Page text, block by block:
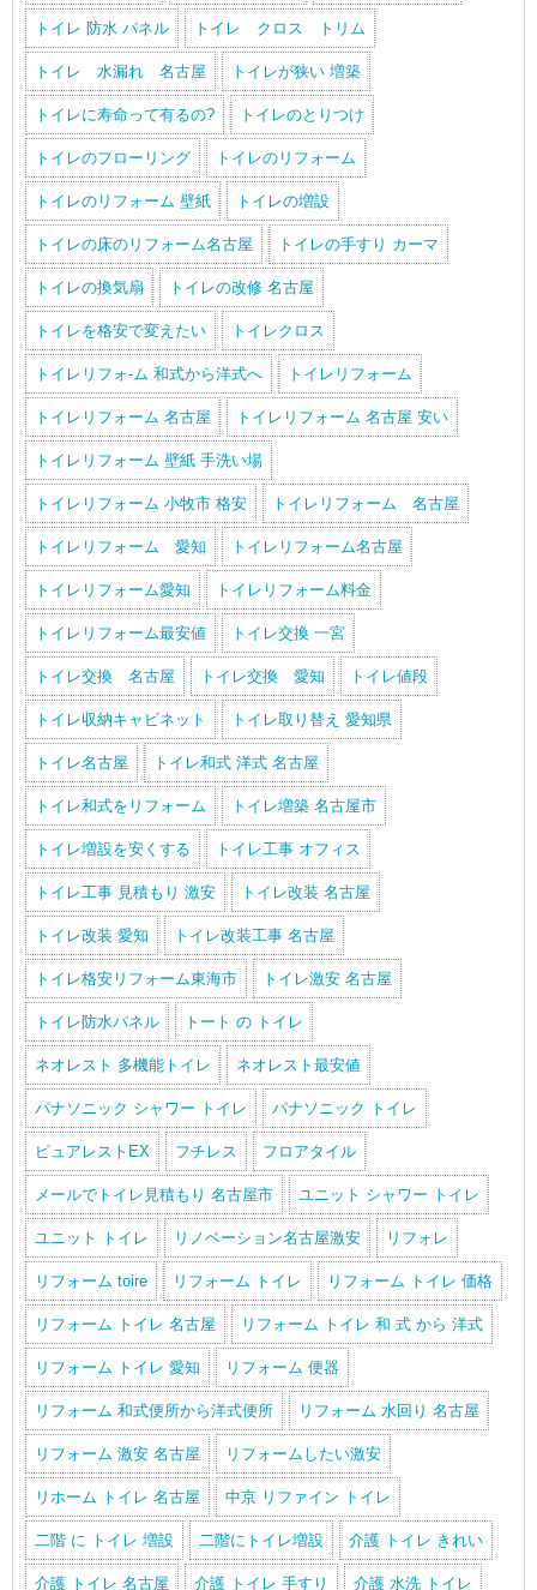
トイレ 防水 パネル トイレ クロス トリム
トイレ 水漏れ 名古屋 トイレが狭い 増築
トイレに寿命って有るの? トイレのとりつけ
トイレのフローリング トイレのリフォーム
トイレのリフォーム 壁紙 トイレの増設
トイレの床のリフォーム名古屋 トイレの手すり カーマ
トイレの換気扇 トイレの改修 名古屋
トイレを格安で変えたい トイレクロス
トイレリフォ-ム 和式から洋式へ トイレリフォーム
トイレリフォーム 名古屋 トイレリフォーム 名古屋 安い
トイレリフォーム 壁紙 手洗い場
トイレリフォーム 小牧市 格安 トイレリフォーム 名古屋
トイレリフォーム 愛知 トイレリフォーム名古屋
トイレリフォーム愛知 トイレリフォーム料金
トイレリフォーム最安値 トイレ交換 一宮
トイレ交換 名古屋 トイレ交換 愛知 トイレ値段
トイレ収納キャビネット トイレ取り替え 愛知県
トイレ名古屋 トイレ和式 洋式 名古屋
トイレ和式をリフォーム トイレ増築 名古屋市
トイレ増設を安くする トイレ工事 オフィス
トイレ工事 見積もり 激安 トイレ改装 名古屋
トイレ改装 愛知 トイレ改装工事 名古屋
トイレ格安リフォーム東海市 トイレ激安 名古屋
トイレ防水パネル トート の トイレ
ネオレスト 多機能トイレ ネオレスト最安値
パナソニック シャワー トイレ パナソニック トイレ
ピュアレストEX フチレス フロアタイル
メールでトイレ見積もり 名古屋市 ユニット シャワー トイレ
ユニット トイレ リノベーション名古屋激安 リフォレ
リフォーム toire リフォーム トイレ リフォーム トイレ 価格
リフォーム トイレ 名古屋 リフォーム トイレ 和 式 から 洋式
リフォーム トイレ 愛知 リフォーム 便器
リフォーム 和式便所から洋式便所 リフォーム 水回り 名古屋
リフォーム 激安 名古屋 リフォームしたい激安
リホーム トイレ 名古屋 中京 リファイン トイレ
二階 に トイレ 増設 二階にトイレ増設 介護 トイレ きれい
介護 トイレ 名古屋 介護 トイレ 手すり 介護 水洗 トイレ